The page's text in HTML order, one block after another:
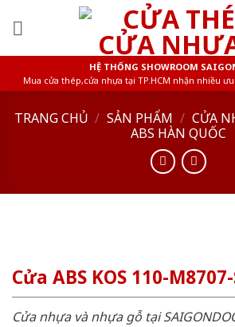
HỆ THỐNG SHOWROOM
Mua cửa thép,cửa nhựa tại TP.HCM nhận nhiều
TRANG CHỦ / SẢN PHẨM / CỬA
ABS HÀN QUỐC
Cửa ABS KOS 110-M8707-
Cửa nhựa và nhựa gỗ tại